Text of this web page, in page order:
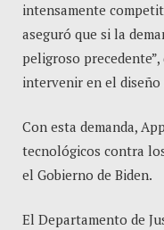
intensamente
aseguró que si la
peligroso
intervenir en el
Con esta demanda,
tecnológicos contra
el Gobierno de Biden.
El Departamento de